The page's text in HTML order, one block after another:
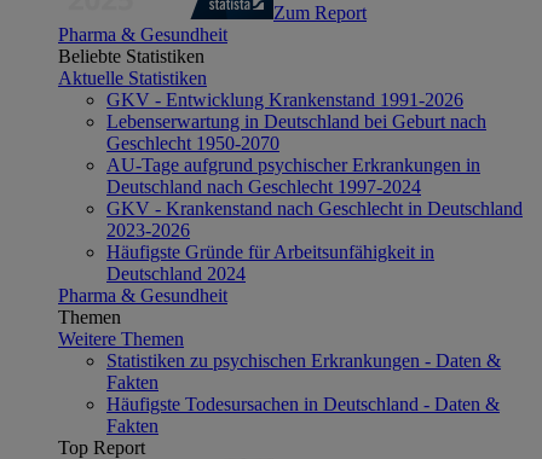
Zum Report
Pharma & Gesundheit
Beliebte Statistiken
Aktuelle Statistiken
GKV - Entwicklung Krankenstand 1991-2026
Lebenserwartung in Deutschland bei Geburt nach
Geschlecht 1950-2070
AU-Tage aufgrund psychischer Erkrankungen in
Deutschland nach Geschlecht 1997-2024
GKV - Krankenstand nach Geschlecht in Deutschland
2023-2026
Häufigste Gründe für Arbeitsunfähigkeit in
Deutschland 2024
Pharma & Gesundheit
Themen
Weitere Themen
Statistiken zu psychischen Erkrankungen - Daten &
Fakten
Häufigste Todesursachen in Deutschland - Daten &
Fakten
Top Report